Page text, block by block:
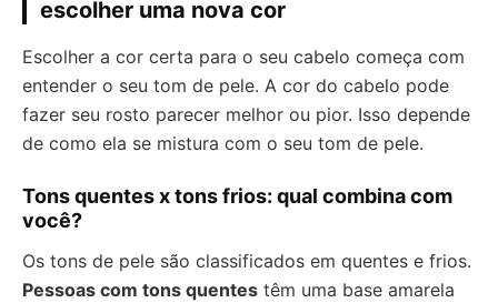
escolher uma nova cor
Escolher a cor certa para o seu cabelo começa com
entender o seu tom de pele. A cor do cabelo pode
fazer seu rosto parecer melhor ou pior. Isso depende
de como ela se mistura com o seu tom de pele.
Tons quentes x tons frios: qual combina com
você?
Os tons de pele são classificados em quentes e frios.
Pessoas com tons quentes têm uma base amarela